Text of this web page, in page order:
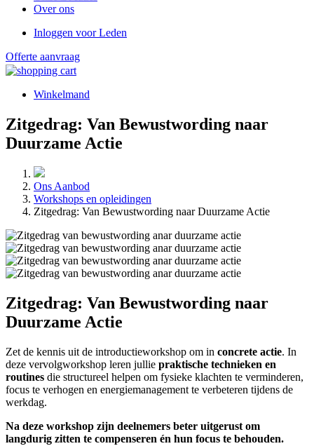
Over ons
Sub
navigatie
Inloggen voor Leden
Offerte aanvraag
Winkelmand
Zitgedrag: Van Bewustwording naar
Duurzame Actie
Kruimelpad
Ons Aanbod
Workshops en opleidingen
Zitgedrag: Van Bewustwording naar Duurzame Actie
Zitgedrag: Van Bewustwording naar
Duurzame Actie
Zet de kennis uit de introductieworkshop om in concrete actie. In
deze vervolgworkshop leren jullie praktische technieken en
routines die structureel helpen om fysieke klachten te verminderen,
focus te verhogen en energiemanagement te verbeteren tijdens de
werkdag.
Na deze workshop zijn deelnemers beter uitgerust om
langdurig zitten te compenseren én hun focus te behouden.